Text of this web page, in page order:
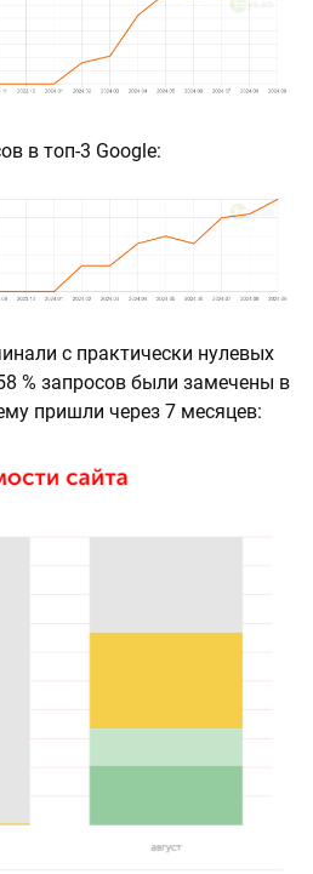
в топ-3 Google:
с практически нулевых
% запросов были замечены в
пришли через 7 месяцев: